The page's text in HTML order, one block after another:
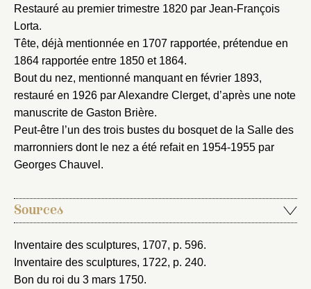
Restauré au premier trimestre 1820 par Jean-François
Lorta.
Tête, déjà mentionnée en 1707 rapportée, prétendue en
1864 rapportée entre 1850 et 1864.
Bout du nez, mentionné manquant en février 1893,
restauré en 1926 par Alexandre Clerget, d’après une note
manuscrite de Gaston Brière.
Peut-être l’un des trois bustes du bosquet de la Salle des
marronniers dont le nez a été refait en 1954-1955 par
Georges Chauvel.
Sources
Inventaire des sculptures, 1707, p. 596.
Inventaire des sculptures, 1722, p. 240.
Bon du roi du 3 mars 1750.